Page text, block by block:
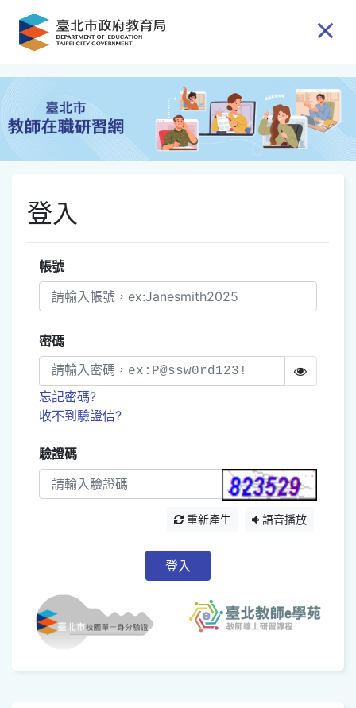
跳到主要內容
登入
帳號
密碼
忘記密碼?
收不到驗證信?
驗證碼
重新產生 語音播放
登入